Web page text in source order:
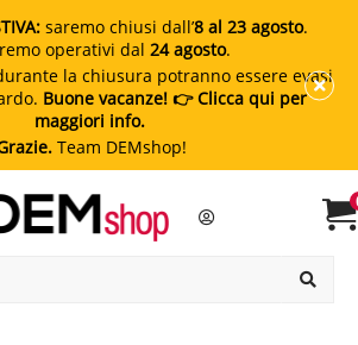
saremo chiusi dall’8 al 23 agosto.
operativi dal 24 agosto.
la chiusura potranno essere evasi
Buone vacanze! 👉 Clicca qui per
maggiori info.
Team DEMshop!